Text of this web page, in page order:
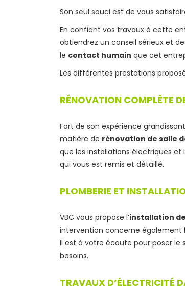
Son seul souci est de vous
En confiant vos travaux à cette
obtiendrez un conseil sérieux et
le contact humain que cet
Les différentes prestations
RÉNOVATION COMPLÈTE
Fort de son expérience
matière de rénovation de salle
que les installations électriques
qui vous est remis et détaillé.
PLOMBERIE ET
VBC vous propose l’installation
intervention concerne également
Il est à votre écoute pour poser le
besoins.
TRAVAUX D’ÉLECTRICITÉ